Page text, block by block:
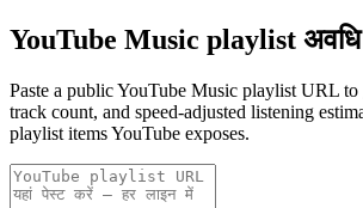
YouTube Music playlist
Paste a public YouTube Music playlist URL to
track count, and speed-adjusted listening
playlist items YouTube exposes.